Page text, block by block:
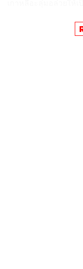
ขณะเดียวกัน ท่านทูตเ
หารือกับฝ่ายบริหารที่